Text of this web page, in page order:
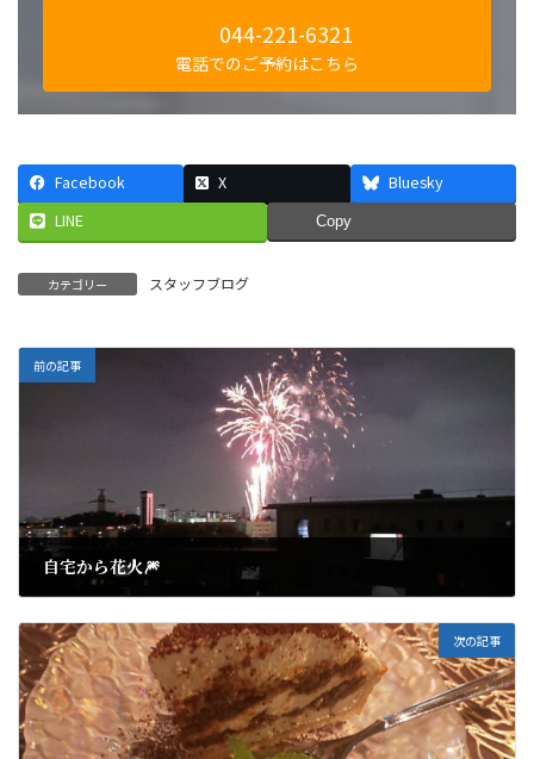
044-221-6321
電話でのご予約はこちら
Facebook X
Bluesky
LINE
Copy
カテゴリー スタッフブログ
前の記事
自宅から花火🎆
次の記事